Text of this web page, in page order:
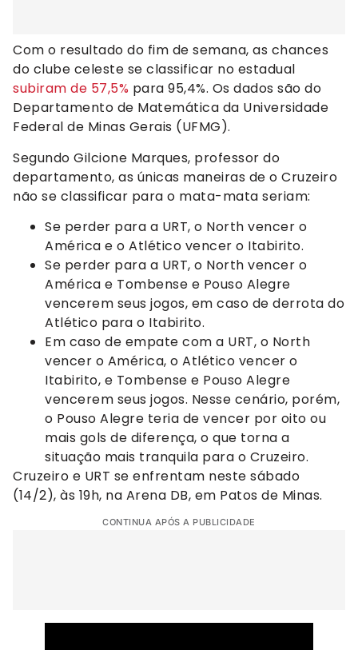
Com o resultado do fim de semana, as chances
do clube celeste se classificar no estadual
subiram de 57,5% para 95,4%. Os dados são do
Departamento de Matemática da Universidade
Federal de Minas Gerais (UFMG).
Segundo Gilcione Marques, professor do
departamento, as únicas maneiras de o Cruzeiro
não se classificar para o mata-mata seriam:
Se perder para a URT, o North vencer o
América e o Atlético vencer o Itabirito.
Se perder para a URT, o North vencer o
América e Tombense e Pouso Alegre
vencerem seus jogos, em caso de derrota do
Atlético para o Itabirito.
Em caso de empate com a URT, o North
vencer o América, o Atlético vencer o
Itabirito, e Tombense e Pouso Alegre
vencerem seus jogos. Nesse cenário, porém,
o Pouso Alegre teria de vencer por oito ou
mais gols de diferença, o que torna a
situação mais tranquila para o Cruzeiro.
Cruzeiro e URT se enfrentam neste sábado
(14/2), às 19h, na Arena DB, em Patos de Minas.
CONTINUA APÓS A PUBLICIDADE